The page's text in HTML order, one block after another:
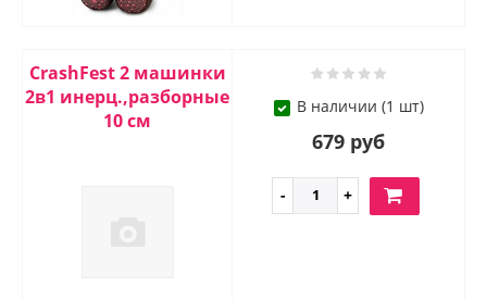
CrashFest 2 машинки
2в1 инерц.,разборные
10 см
В наличии (1 шт)
679 руб